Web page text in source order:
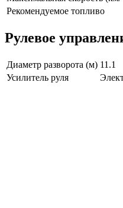
Рекомендуемое топливо
Рулевое
Диаметр разворота (м) 11.1
Усилитель руля